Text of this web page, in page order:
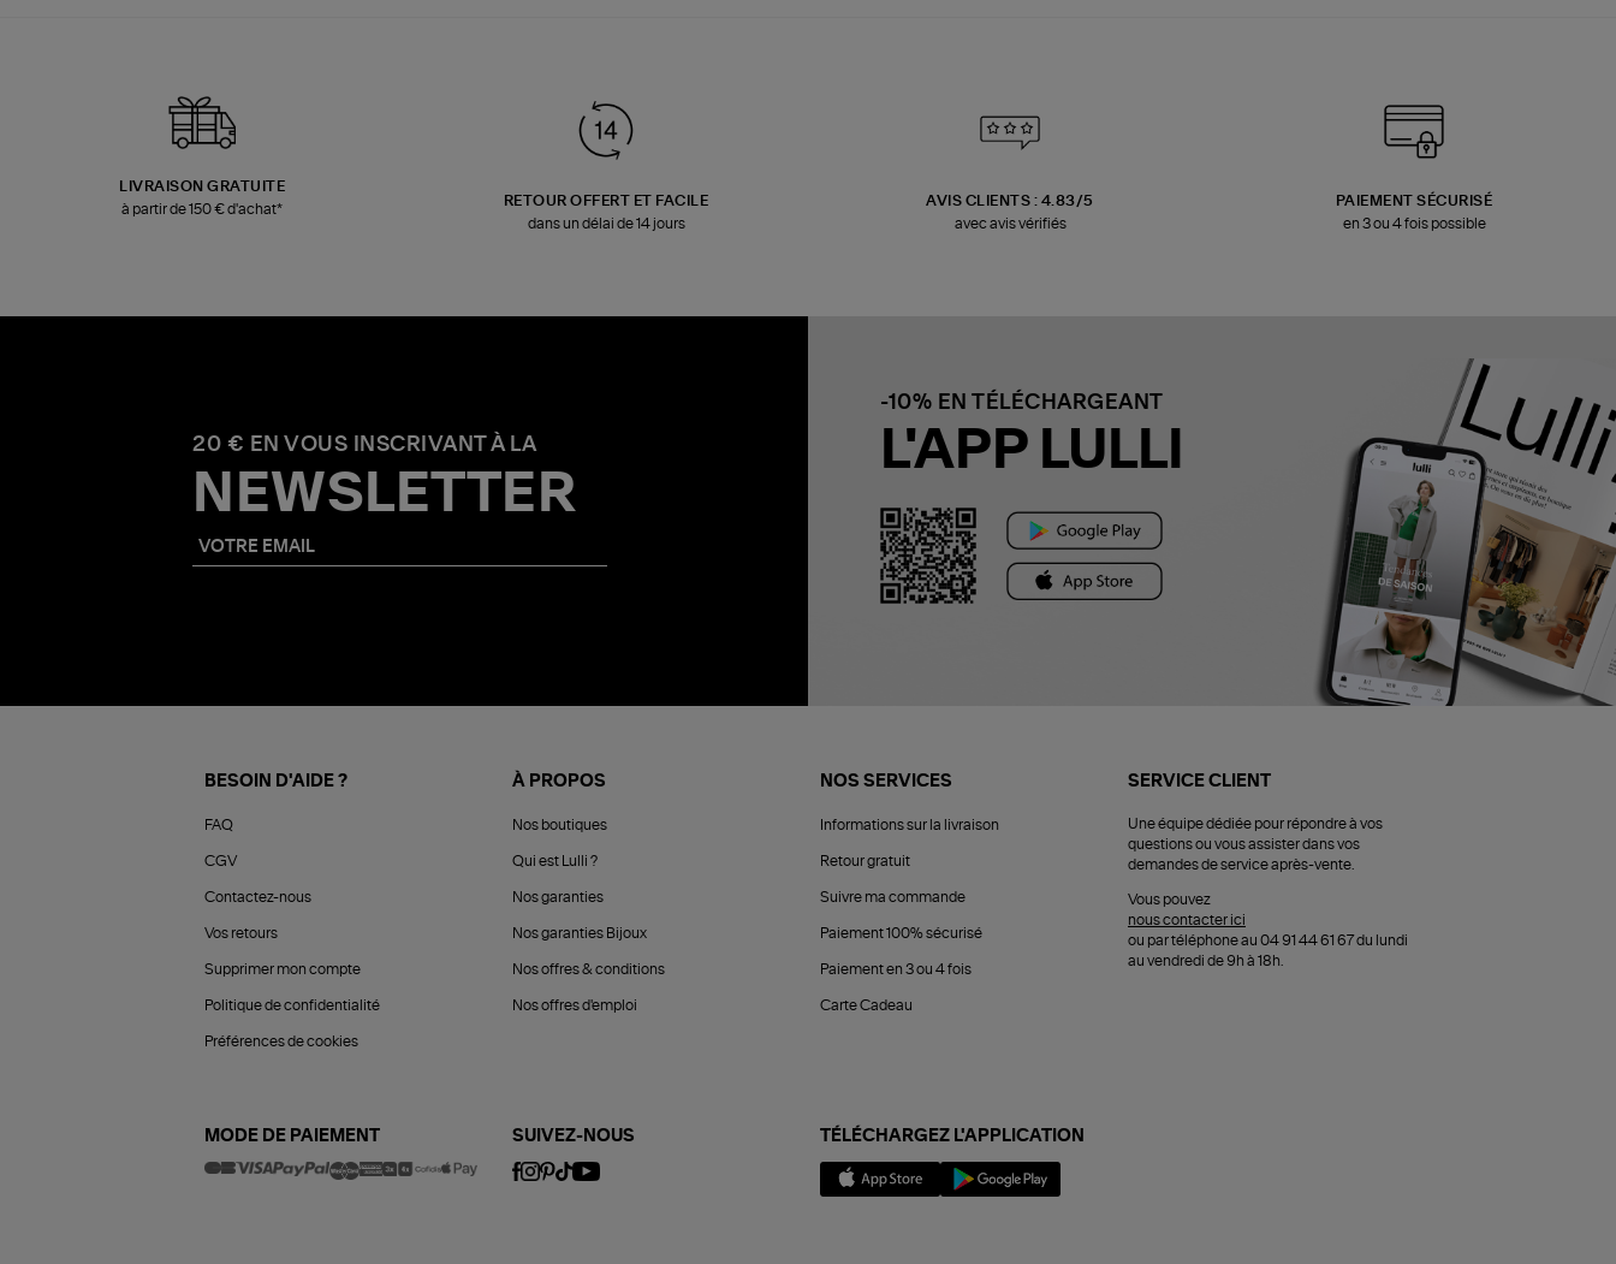
LIVRAISON GRATUITE
à partir de 150 € d'achat*
RETOUR OFFERT ET FACILE
dans un délai de 14 jours
AVIS CLIENTS : 4.83/5
avec avis vérifiés
PAIEMENT SÉCURISÉ
en 3 ou 4 fois possible
20 € EN VOUS INSCRIVANT À LA
NEWSLETTER
-10% EN TÉLÉCHARGEANT
L'APP LULLI
BESOIN D'AIDE ?
FAQ
CGV
Contactez-nous
Vos retours
Supprimer mon compte
Politique de confidentialité
Préférences de cookies
À PROPOS
Nos boutiques
Qui est Lulli ?
Nos garanties
Nos garanties Bijoux
Nos offres & conditions
Nos offres d'emploi
NOS SERVICES
Informations sur la livraison
Retour gratuit
Suivre ma commande
Paiement 100% sécurisé
Paiement en 3 ou 4 fois
Carte Cadeau
SERVICE CLIENT
Une équipe dédiée pour répondre à vos
questions ou vous assister dans vos
demandes de service après-vente.
Vous pouvez
nous contacter ici
ou par téléphone au 04 91 44 61 67 du lundi
au vendredi de 9h à 18h.
MODE DE PAIEMENT SUIVEZ-NOUS TÉLÉCHARGEZ L'APPLICATION